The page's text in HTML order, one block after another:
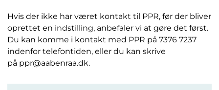
Hvis der ikke har været kontakt til PPR, før der bliver
oprettet en indstilling, anbefaler vi at gøre det først.
Du kan komme i kontakt med PPR på 7376 7237
indenfor telefontiden, eller du kan skrive
på ppr@aabenraa.dk.